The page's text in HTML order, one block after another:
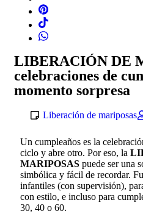
LIBERACIÓN DE
celebraciones de
momento sorpresa
Liberación de mariposas
Un cumpleaños es la
ciclo y abre otro. Por eso, la
MARIPOSAS puede ser una
simbólica y fácil de recordar.
infantiles (con supervisión),
con estilo, e incluso para
30, 40 o 60.